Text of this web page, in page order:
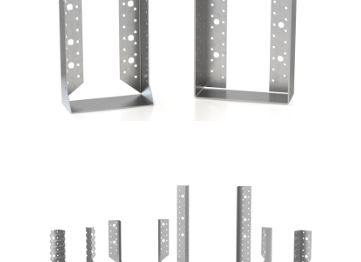
Scarpe metalliche BSI
ROTHOBLAAS
Scarpe metalliche BSA
ROTHOBLAAS